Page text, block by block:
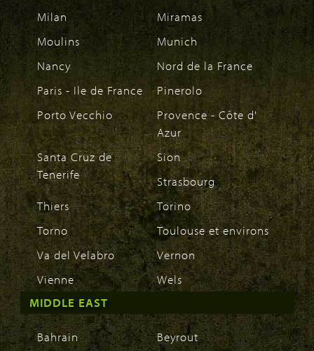
Milan
Miramas
Moulins
Munich
Nancy
Nord de la France
Paris - Ile de France
Pinerolo
Porto Vecchio
Provence - Côte d'
Azur
Santa Cruz de
Tenerife
Sion
Strasbourg
Thiers
Torino
Torno
Toulouse et environs
Va del Velabro
Vernon
Vienne
Wels
MIDDLE EAST
Bahrain
Beyrout